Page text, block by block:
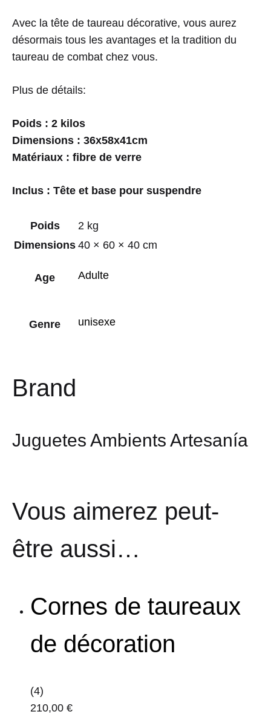
Avec la tête de taureau décorative, vous aurez
désormais tous les avantages et la tradition du
taureau de combat chez vous.
Plus de détails:
Poids : 2 kilos
Dimensions : 36x58x41cm
Matériaux : fibre de verre
Inclus : Tête et base pour suspendre
Poids
2 kg
Dimensions 40 × 60 × 40 cm
Age Adulte
Genre unisexe
Brand
Juguetes Ambients Artesanía
Vous aimerez peut-
être aussi…
Cornes de taureaux
de décoration
(4)
210,00 €